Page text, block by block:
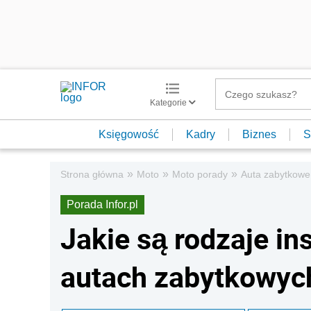
Kategorie
Księgowość Kadry Biznes
Strona główna » Moto » Moto porady » Auta zabytkowe
Porada Infor.pl
Jakie są rodzaje
autach